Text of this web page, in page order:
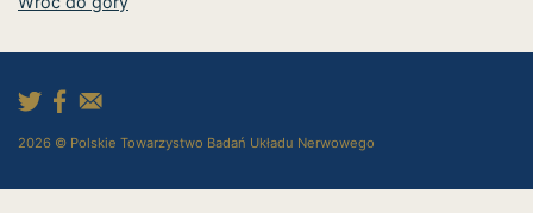
2026 © Polskie Towarzystwo Badań Układu Nerwowego